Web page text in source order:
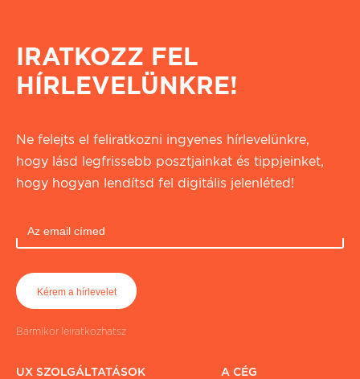
IRATKOZZ FEL
HÍRLEVELÜNKRE!
Ne felejts el feliratkozni ingyenes hírlevelünkre,
hogy lásd legfrissebb posztjainkat és tippjeinket,
hogy hogyan lendítsd fel digitális jelenléted!
Bármikor leiratkozhatsz
UX SZOLGÁLTATÁSOK A CÉG